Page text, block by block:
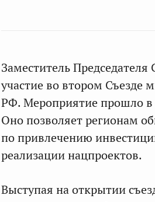
Заместитель
участие во втором Съезде
РФ. Мероприятие прошло в
Оно позволяет регионам
по привлечению
реализации нацпроектов.
Выступая на открытии